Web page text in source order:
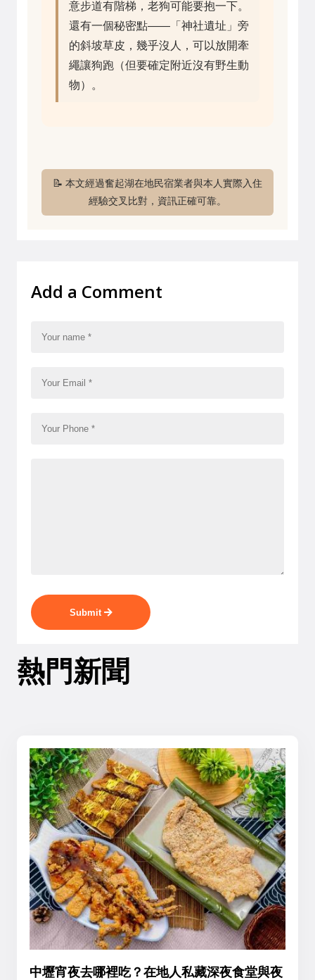
意步道有階梯，老狗可能要抱一下。
還有一個秘密點——「神社遺址」旁
的斜坡草皮，幾乎沒人，可以放開牽
繩讓狗跑（但要確定附近沒有野生動
物）。
📝 本文經過奮起湖在地民宿業者與本人實際入住
經驗交叉比對，資訊正確可靠。
Add a Comment
Submit
熱門新聞
中壢宵夜去哪裡吃？在地人私藏深夜食堂與夜